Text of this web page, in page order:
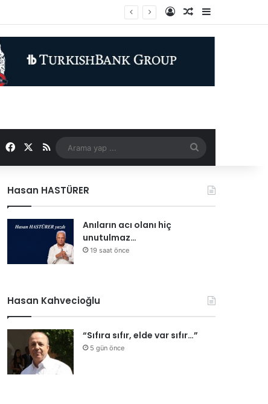
destanıdır Kayıt OlRastgele Makale
FacebookRSS
yap
Hasan HASTÜRER
Anıların acı olanı hiç
unutulmaz…
19 saat önce
Hasan Kahvecioğlu
“Sıfıra sıfır, elde var sıfır…”
5 gün önce